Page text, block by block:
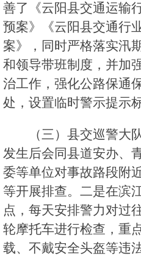
善了《云阳县交通运输
预案》《云阳县交通行
案》，同时严格落实汛
和领导带班制度，并加
治工作，强化公路保通
处，设置临时警示提示
（三）县交巡警大
发生后会同县道安办、
委等单位对事故路段附
等开展排查。二是在滨
点，每天安排警力对过
轮摩托车进行检查，重
载、不戴安全头盔等违